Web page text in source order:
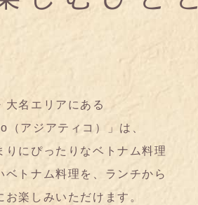
大名エリアにある
アジアティコ）」は、
にぴったりなベトナム料理
トナム料理を、ランチから
楽しみいただけます。